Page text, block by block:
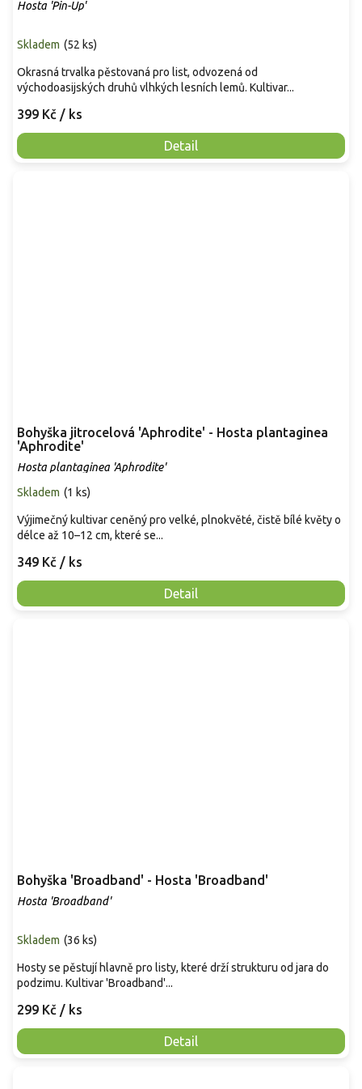
Hosta 'Pin-Up'
Skladem (52 ks)
399 Kč / ks
Detail
Okrasná trvalka pěstovaná pro list, odvozená od
východoasijských druhů vlhkých lesních lemů. Kultivar...
Bohyška jitrocelová 'Aphrodite' - Hosta plantaginea
'Aphrodite'
Hosta plantaginea 'Aphrodite'
Skladem (1 ks)
349 Kč / ks
Detail
Výjimečný kultivar ceněný pro velké, plnokvěté, čistě bílé květy o
délce až 10–12 cm, které se...
Bohyška 'Broadband' - Hosta 'Broadband'
Hosta 'Broadband'
Skladem (36 ks)
299 Kč / ks
Detail
Hosty se pěstují hlavně pro listy, které drží strukturu od jara do
podzimu. Kultivar 'Broadband'...